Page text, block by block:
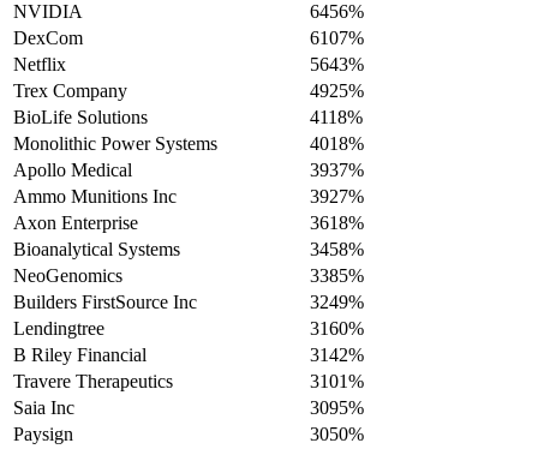
NVIDIA
6456%
DexCom
6107%
Netflix
5643%
Trex Company
4925%
BioLife Solutions
4118%
Monolithic Power Systems
4018%
Apollo Medical
3937%
Ammo Munitions Inc
3927%
Axon Enterprise
3618%
Bioanalytical Systems
3458%
NeoGenomics
3385%
Builders FirstSource Inc
3249%
Lendingtree
3160%
B Riley Financial
3142%
Travere Therapeutics
3101%
Saia Inc
3095%
Paysign
3050%